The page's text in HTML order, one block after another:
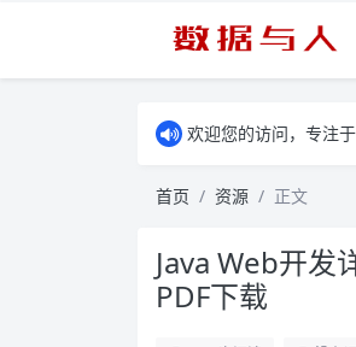
欢迎您的访问，专注
首页 资源 正文
Java Web开发
PDF下载